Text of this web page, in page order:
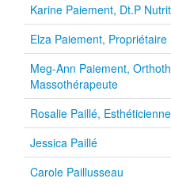
Karine Paiement, Dt.P
Elza Paiement, Propriétaire
Meg-Ann Paiement,
Massothérapeute
Rosalie Paillé,
Jessica Paillé
Carole Paillusseau